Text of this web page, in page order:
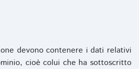
devono contenere i dati relativi
cioè colui che ha sottoscritto